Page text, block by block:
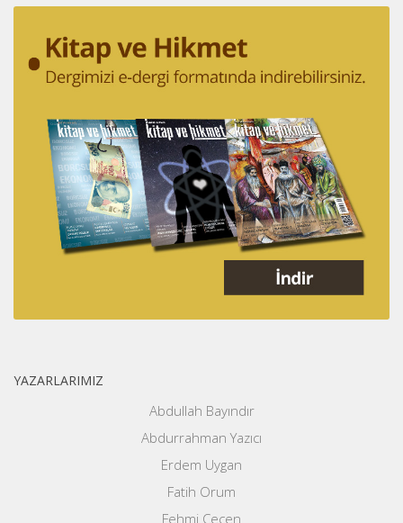
YAZARLARIMIZ
Abdullah Bayındır
Abdurrahman Yazıcı
Erdem Uygan
Fatih Orum
Fehmi Çeçen